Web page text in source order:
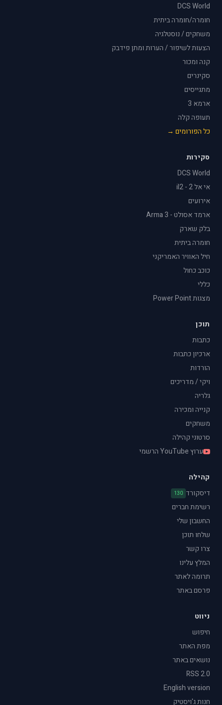
DCS World
חומרה/חומרה ביתית
משחקים / נוסטלגיה
הצעות לשיפור / הערות ומתן פידבק
קנה ומכור
סקינרים
מתגייסים
ארמא 3
תעופה קלה
כל הפורומים →
סקירות
DCS World
אי אל 2 - il2
אירועים
ארמד אסולט - Arma 3
בלק שארק
חומרה ביתית
חיל האוויר האמריקני
כוכב כחול
כללי
מצגות Power Point
תוכן
כתבות
ארכיון כתבות
הורדות
ויקי / מדריכים
גלריה
קנייה ומכירה
משחקים
סרטוני קהילה
ערוץ YouTube הרשמי
קהילה
דיסקורד 130
רשימת חברים
החשבון שלי
שלחו תוכן
צרו קשר
המלץ עלינו
תרומה לאתר
פרסם באתר
ניווט
חיפוש
מפת האתר
נושאים באתר
RSS 2.0
English version
חנות ג'ויסטיק